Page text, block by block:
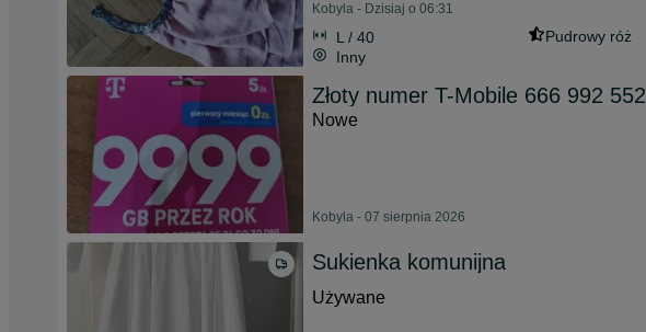
Kobyla - Dzisiaj o 06:31
L / 40
Pudrowy róż
Inny
Złoty numer T-Mobile 666 992 552
Nowe
Kobyla - 07 sierpnia 2026
Sukienka komunijna
Używane